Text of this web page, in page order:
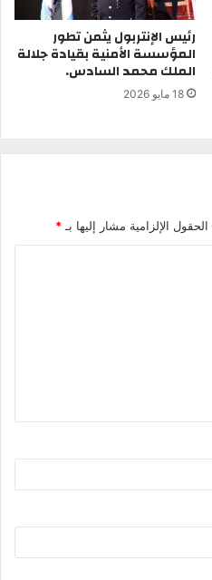
رئيس الإنتربول يثمن تطور
المؤسسة الأمنية بقيادة جلالة
الملك محمد السادس.
18 مايو 2026
الحقول الإلزامية مشار إليها بـ *